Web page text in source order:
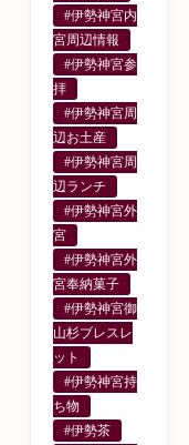
#伊勢神宮内
宮周辺情報
#伊勢神宮参
拝
#伊勢神宮周
辺お土産
#伊勢神宮周
辺ランチ
#伊勢神宮外
宮
#伊勢神宮外
宮奉納菓子
#伊勢神宮御
山杉ブレスレ
ット
#伊勢神宮持
ち物
#伊勢茶